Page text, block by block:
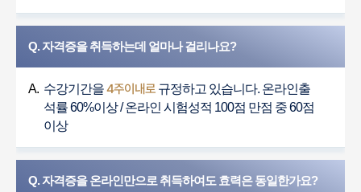
Q. 자격증을 취득하는데 얼마나 걸리나요?
A. 수강기간을4주이내로규정하고 있습니다. 온라인출
석률 60%이상 / 온라인 시험성적 100점 만점 중 60점
이상
Q. 자격증을 온라인만으로 취득하여도 효력은 동일한가요?